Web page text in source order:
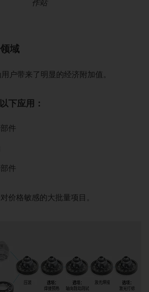
作站
域
户带来了明显的经济附加值。
下应用：
件
件
价格敏感的大批量项目。